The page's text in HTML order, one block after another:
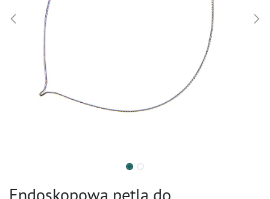
Endoskopowa pętla do